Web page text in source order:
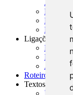
PMF -
Ligações
Links
Roteiros para
Textos
Índice